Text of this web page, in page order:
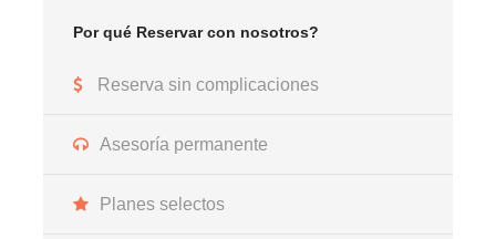
Por qué Reservar con nosotros?
Reserva sin complicaciones
Asesoría permanente
Planes selectos